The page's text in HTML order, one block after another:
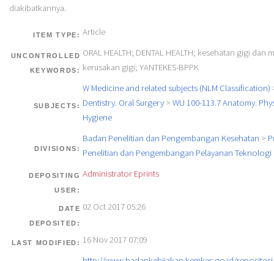
diakibatkannya.
ITEM TYPE: Article
UNCONTROLLED
KEYWORDS:
ORAL HEALTH; DENTAL HEALTH; kesehatan gigi dan
kerusakan gigi; YANTEKES-BPPK
SUBJECTS:
W Medicine and related subjects (NLM Classification)
Dentistry. Oral Surgery> WU 100-113.7 Anatomy.
Hygiene
DIVISIONS:
Badan Penelitian dan Pengembangan Kesehatan >
Penelitian dan Pengembangan Pelayanan Teknologi
DEPOSITING
USER:
Administrator Eprints
DATE
DEPOSITED:
02 Oct 2017 05:26
LAST MODIFIED: 16 Nov 2017 07:09